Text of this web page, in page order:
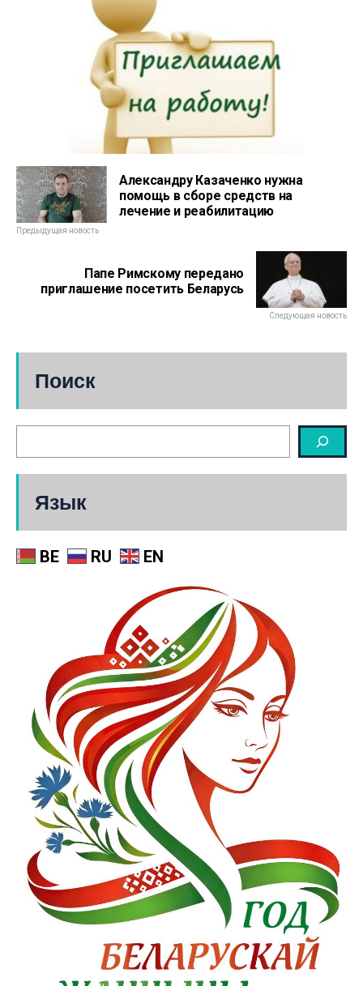
Александру Казаченко нужна
помощь в сборе средств на
лечение и реабилитацию
Предыдущая новость
Папе Римскому передано
приглашение посетить Беларусь
Следующая новость
Поиск
Язык
BE RU EN